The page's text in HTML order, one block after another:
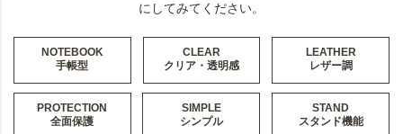
にしてみてください。
NOTEBOOK
手帳型
CLEAR
クリア・透明感
LEATHER
レザー調
PROTECTION
全面保護
SIMPLE
シンプル
STAND
スタンド機能